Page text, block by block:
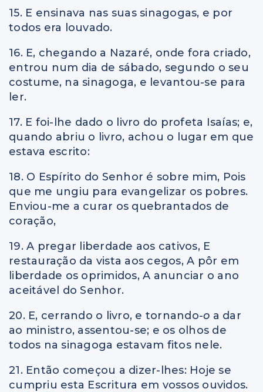
15. E ensinava nas suas sinagogas, e por
todos era louvado.
16. E, chegando a Nazaré, onde fora criado,
entrou num dia de sábado, segundo o seu
costume, na sinagoga, e levantou-se para
ler.
17. E foi-lhe dado o livro do profeta Isaías; e,
quando abriu o livro, achou o lugar em que
estava escrito:
18. O Espírito do Senhor é sobre mim, Pois
que me ungiu para evangelizar os pobres.
Enviou-me a curar os quebrantados de
coração,
19. A pregar liberdade aos cativos, E
restauração da vista aos cegos, A pôr em
liberdade os oprimidos, A anunciar o ano
aceitável do Senhor.
20. E, cerrando o livro, e tornando-o a dar
ao ministro, assentou-se; e os olhos de
todos na sinagoga estavam fitos nele.
21. Então começou a dizer-lhes: Hoje se
cumpriu esta Escritura em vossos ouvidos.